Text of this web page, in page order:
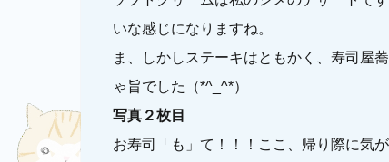
いな感じになりますね。
ま、しかしステーキはともかく、寿司屋
ゃ旨でした（*^_^*）
写真２枚目
お寿司「も」て！！！ここ、帰り際に気